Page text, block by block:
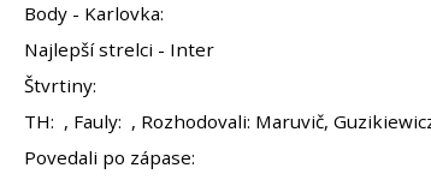
Body - Karlovka:
Najlepší strelci - Inter
Štvrtiny:
TH: , Fauly: , Rozhodovali: Maruvič,
Povedali po zápase: